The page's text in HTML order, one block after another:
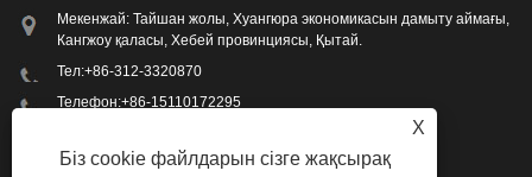
Мекенжай: Тайшан жолы, Хуангюра экономикасын дамыту аймағы,
Кангжоу қаласы, Хебей провинциясы, Қытай.
Тел:+86-312-3320870
Телефон:+86-15110172295
Факс: +86-312-3320870
X
Біз cookie файлдарын сізге жақсырақ